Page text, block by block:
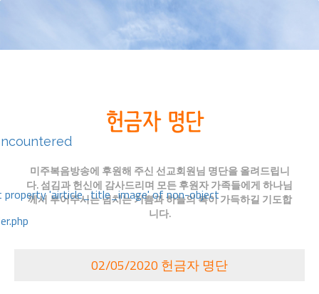
property 'airticle_title_image' of non-object
미주복음방송에 후원해 주신 선교회원님 명단을 올려드립니
다. 섬김과 헌신에 감사드리며 모든 후원자 가족들에게 하나님
께서 부어주시는 넘치는 기쁨과 하늘의 복이 가득하길 기도합
니다.
02/05/2020 헌금자 명단